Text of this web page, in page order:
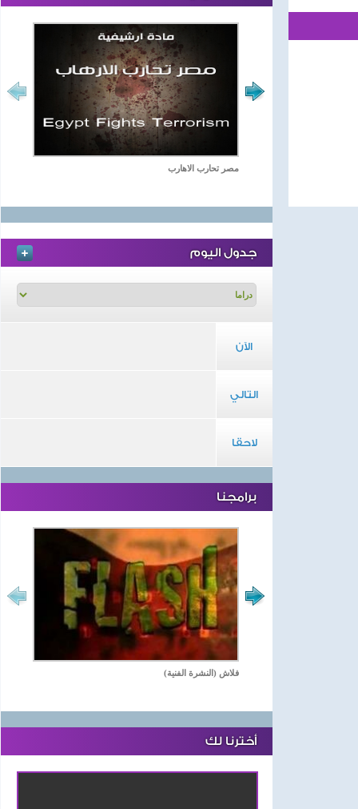
مصر تحارب الاهارب
جدول اليوم
الآن
التالي
لاحقا
برامجنا
فلاش (النشرة الفنية)
أخترنا لك